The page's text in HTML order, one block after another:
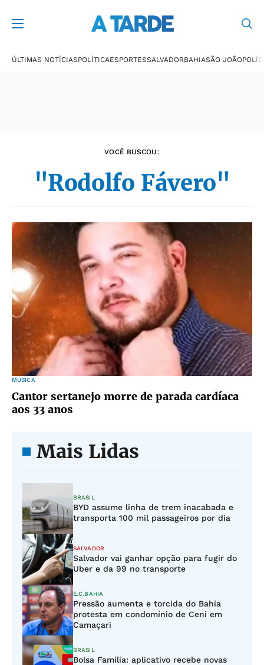
ÚLTIMAS NOTÍCIASPOLÍTICAESPORTESSALVADORBAHIASÃO JOÃO
VOCÊ BUSCOU:
"Rodolfo Fávero"
MÚSICA
Cantor sertanejo morre de parada cardíaca
aos 33 anos
Mais Lidas
BRASIL
BYD assume linha de trem inacabada e
transporta 100 mil passageiros por dia
SALVADOR
Salvador vai ganhar opção para fugir do
Uber e da 99 no transporte
E.C.BAHIA
Pressão aumenta e torcida do Bahia
protesta em condomínio de Ceni em
Camaçari
BRASIL
Bolsa Família: aplicativo recebe novas